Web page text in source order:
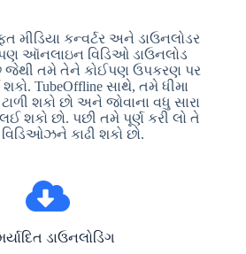
મીડિયા કન્વર્ટર અને ડાઉનલોડર
ઑનલાઇન વિડિઓ ડાઉનલોડ
જેથી તમે તેને કોઈપણ ઉપકરણ પર
TubeOffline સાથે, તમે ધીમા
શકો છો અને જોવાના વધુ સારા
છો. પછી તમે પૂર્ણ કરી લો તે
કાઢી શકો છો.
ડાઉનલોડિંગ